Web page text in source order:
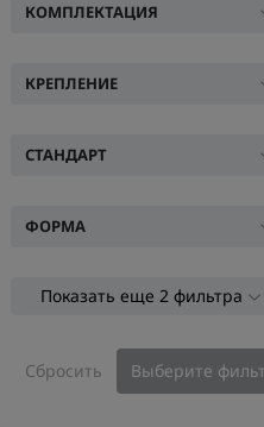
КОМПЛЕКТАЦИЯ
КРЕПЛЕНИЕ
СТАНДАРТ
ФОРМА
Показать еще 2 фильтра
Сбросить Выберите